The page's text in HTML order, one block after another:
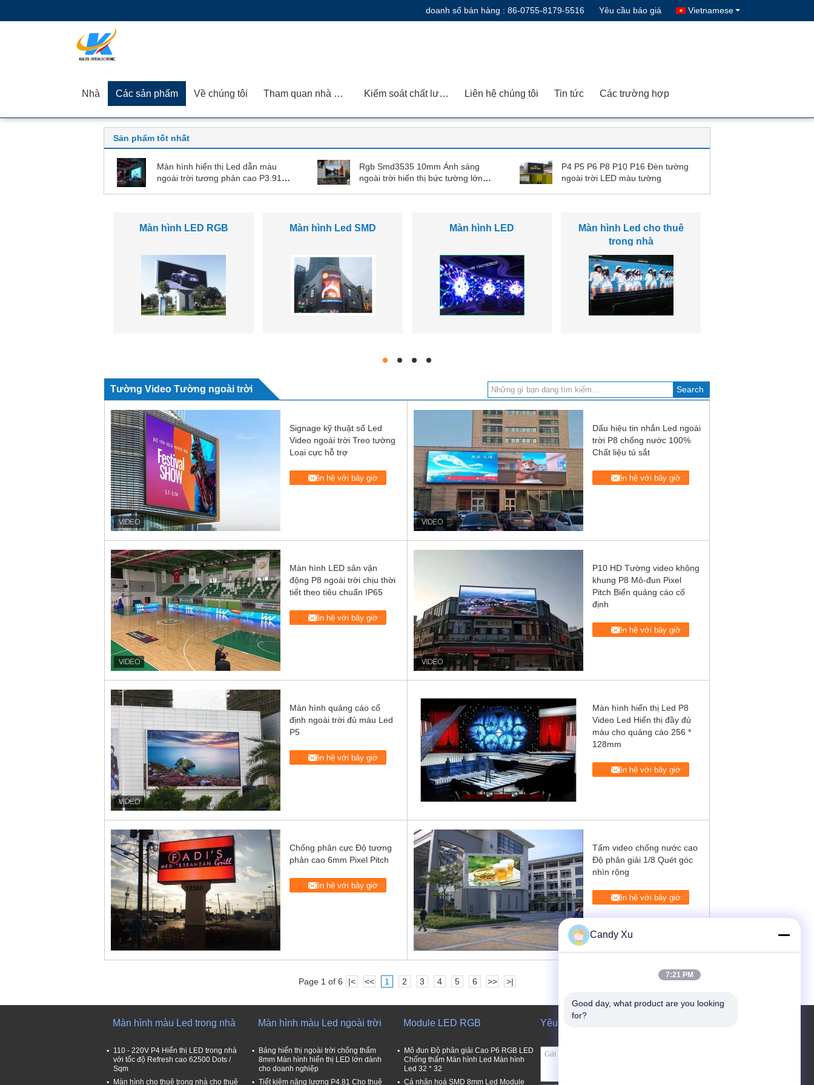
doanh số bán hàng : 86-0755-8179-5516 Yêu cầu báo giá Vietnamese
Nhà Các sản phẩm Về chúng tôi Tham quan nhà máy Kiểm soát chất lượng Liên hệ chúng tôi Tin tức Các trường hợp
Sản phẩm tốt nhất
Màn hình hiển thị Led dẫn màu
ngoài trời tương phản cao P3.91
Rgb Smd3535 10mm Ánh sáng
ngoài trời hiển thị bức tường lớn
P4 P5 P6 P8 P10 P16 Đèn tường
ngoài trời LED màu tường
Màn hình Led cho thuê
Màn hình màu Led trong
Màn hình màu Led ngoài
Module LED RGB
hd hd hd hd
Tường Video Tường ngoài trời
Signage kỹ thuật số Led
Video ngoài trời Treo tường
Loại cực hỗ trợ
Liên hệ với bây giờ
Dấu hiệu tin nhắn Led ngoài
trời P8 chống nước 100%
Chất liệu tủ sắt
Liên hệ với bây giờ
Màn hình LED sân vận
động P8 ngoài trời chịu thời
tiết theo tiêu chuẩn IP65
Liên hệ với bây giờ
P10 HD Tường video không
khung P8 Mô-đun Pixel
Pitch Biển quảng cáo cố
định
Liên hệ với bây giờ
Màn hình quảng cáo cố
định ngoài trời đủ màu Led
P5
Liên hệ với bây giờ
Màn hình hiển thị Led P8
Video Led Hiển thị đầy đủ
màu cho quảng cáo 256 *
128mm
Liên hệ với bây giờ
Chống phân cực Độ tương
phản cao 6mm Pixel Pitch
Liên hệ với bây giờ
Tấm video chống nước cao
Độ phân giải 1/8 Quét góc
nhìn rộng
Liên hệ với bây giờ
Page 1 of 6 |< << 1 2 3 4 5 6 >> >|
Màn hình màu Led trong nhà
110 - 220V P4 Hiển thị LED trong nhà
với tốc độ Refresh cao 62500 Dots /
Sqm
Màn hình cho thuê trong nhà cho thuê
Màn hình màu Led ngoài trời
Bảng hiển thị ngoài trời chống thấm
8mm Màn hình hiển thị LED lớn dành
cho doanh nghiệp
Tiết kiệm năng lượng P4.81 Cho thuê
Module LED RGB
Mô đun Độ phân giải Cao P6 RGB LED
Chống thấm Màn hình Led Màn hình
Led 32 * 32
Cá nhân hoá SMD 8mm Led Module
Yêu cầu báo giá
Candy Xu
7:21 PM
Good day, what product are you looking
for?